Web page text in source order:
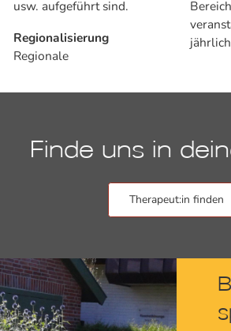
usw. aufgeführt sind.
Regionalisierung
Regionale
Finde uns in
Therapeut:in finden